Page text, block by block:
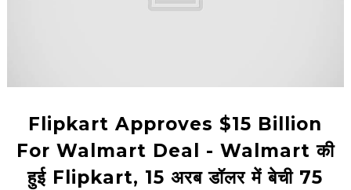
Flipkart Approves $15 Billion
For Walmart Deal - Walmart की
हुई Flipkart, 15 अरब डॉलर में बेची 75